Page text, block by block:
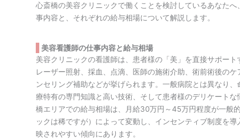
心斎橋の美容クリニックで働くことを検討しているあなた
事内容と、それぞれの給与相場について解説します。
美容看護師の仕事内容と給与相場
美容クリニックの看護師は、患者様の「美」を直接サポー
レーザー照射、採血、点滴、医師の施術介助、術前術後の
ンセリング補助などが挙げられます。一般病院とは異なり
療特有の専門知識と高い技術、そして患者様のデリケート
橋エリアでの給与相場は、月給30万円～45万円程度が一般
ックは稀ですが）によって変動し、インセンティブ制度を
映されやすい傾向にあります。